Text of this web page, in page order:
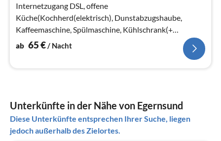
Internetzugang DSL, offene
Küche(Kochherd(elektrisch), Dunstabzugshaube,
Kaffeemaschine, Spülmaschine, Kühlschrank(+
Gefrierfach))
ab 65€/ Nacht
Unterkünfte in der Nähe von Egernsund
Diese Unterkünfte entsprechen Ihrer Suche, liegen
jedoch außerhalb des Zielortes.